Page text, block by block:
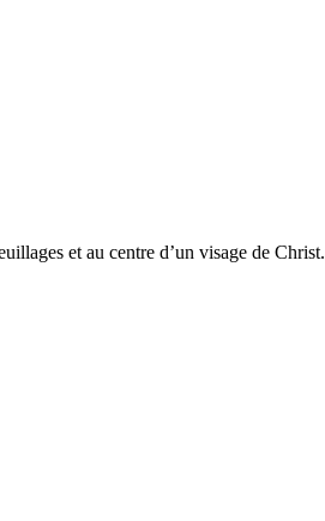
et au centre d’un visage de Christ.